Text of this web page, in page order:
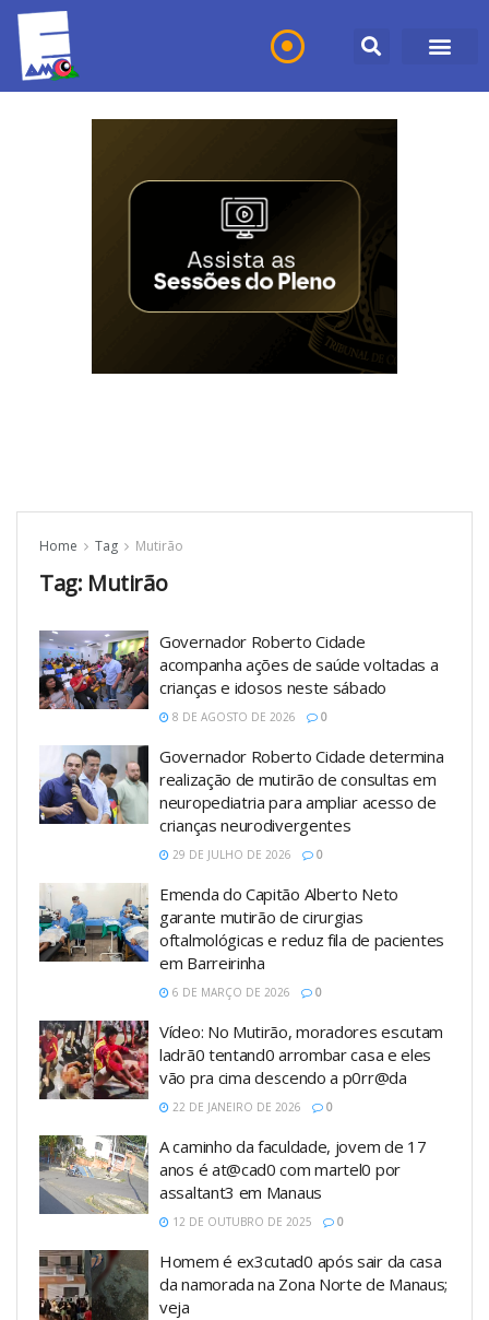
Home Tag Mutirão
Tag: Mutirão
Governador Roberto Cidade
acompanha ações de saúde voltadas a
crianças e idosos neste sábado
8 DE AGOSTO DE 2026 0
Governador Roberto Cidade determina
realização de mutirão de consultas em
neuropediatria para ampliar acesso de
crianças neurodivergentes
29 DE JULHO DE 2026 0
Emenda do Capitão Alberto Neto
garante mutirão de cirurgias
oftalmológicas e reduz fila de pacientes
em Barreirinha
6 DE MARÇO DE 2026 0
Vídeo: No Mutirão, moradores escutam
ladrã0 tentand0 arrombar casa e eles
vão pra cima descendo a p0rr@da
22 DE JANEIRO DE 2026 0
A caminho da faculdade, jovem de 17
anos é at@cad0 com martel0 por
assaltant3 em Manaus
12 DE OUTUBRO DE 2025 0
Homem é ex3cutad0 após sair da casa
da namorada na Zona Norte de Manaus;
veja